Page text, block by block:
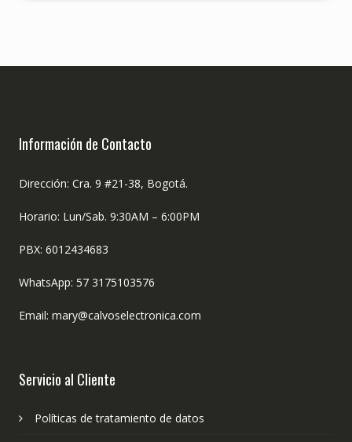
Información de Contacto
Dirección: Cra. 9 #21-38, Bogotá.
Horario: Lun/Sab. 9:30AM – 6:00PM
PBX: 6012434683
WhatsApp: 57 3175103576
Email: mary@calvoselectronica.com
Servicio al Cliente
Políticas de tratamiento de datos